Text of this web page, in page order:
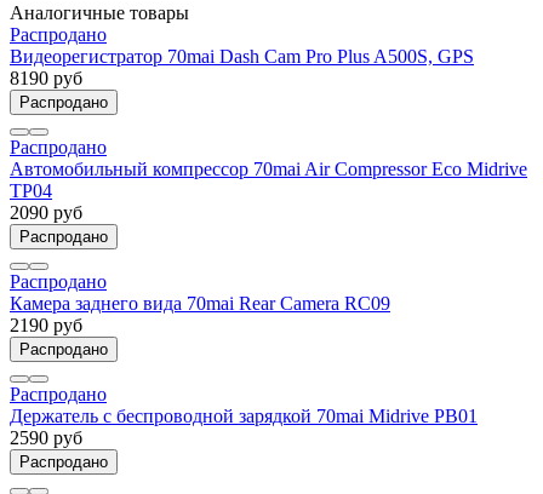
Аналогичные товары
Распродано
Видеорегистратор 70mai Dash Cam Pro Plus A500S, GPS
8190 руб
Распродано
Распродано
Автомобильный компрессор 70mai Air Compressor Eco Midrive
TP04
2090 руб
Распродано
Распродано
Камера заднего вида 70mai Rear Camera RC09
2190 руб
Распродано
Распродано
Держатель с беспроводной зарядкой 70mai Midrive PB01
2590 руб
Распродано